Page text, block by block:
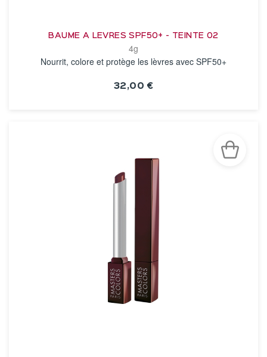
BAUME A LEVRES SPF50+ - TEINTE 02
4g
Nourrit, colore et protège les lèvres avec SPF50+
32,00 €